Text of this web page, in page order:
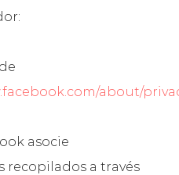
about/
asocie
recopilados a través